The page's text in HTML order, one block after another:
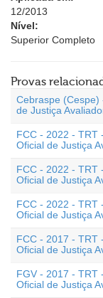
12/2013
Nível:
Superior Completo
Provas
Cebraspe (Cespe)
de Justiça
FCC - 2022 - TRT
Oficial de Justiça
FCC - 2022 - TRT
Oficial de Justiça
FCC - 2022 - TRT
Oficial de Justiça
FCC - 2017 - TRT
Oficial de Justiça
FGV - 2017 - TRT
Oficial de Justiça